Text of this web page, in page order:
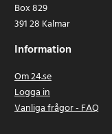
Box 829
391 28 Kalmar
Information
Om 24.se
Logga in
Vanliga frågor - FAQ